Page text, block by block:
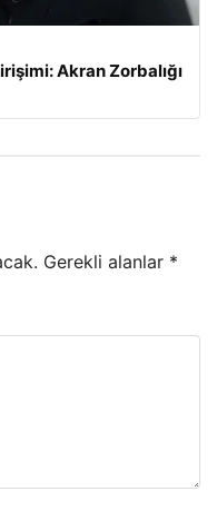
Akran Zorbalığı
Gerekli alanlar *